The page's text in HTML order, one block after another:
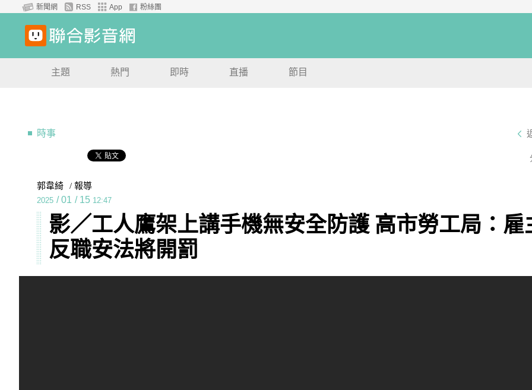
新聞網 RSS App 粉絲團
主題 熱門 即時 直播 節目
時事
郭韋綺 / 報導
2025 / 01 / 15 12:47
影／工人鷹架上講手機無安全防護 高市勞工局：雇
反職安法將開罰